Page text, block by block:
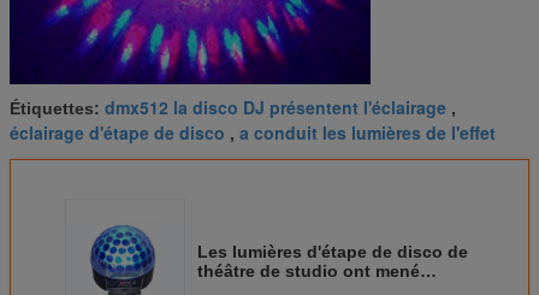
Étiquettes: dmx512 la disco DJ présentent l'éclairage ,
éclairage d'étape de disco , a conduit les lumières de l'effet
Les lumières d'étape de disco de
théâtre de studio ont mené